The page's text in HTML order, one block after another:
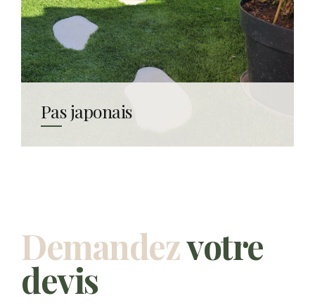
Pas japonais
Demandezvotre
devis